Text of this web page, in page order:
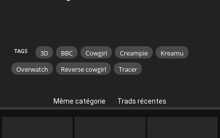
TAGS 3D BBC Cowgirl Creampie
Kreamu
Overwatch
Reverse cowgirl Tracer
Même catégorie Trads récentes